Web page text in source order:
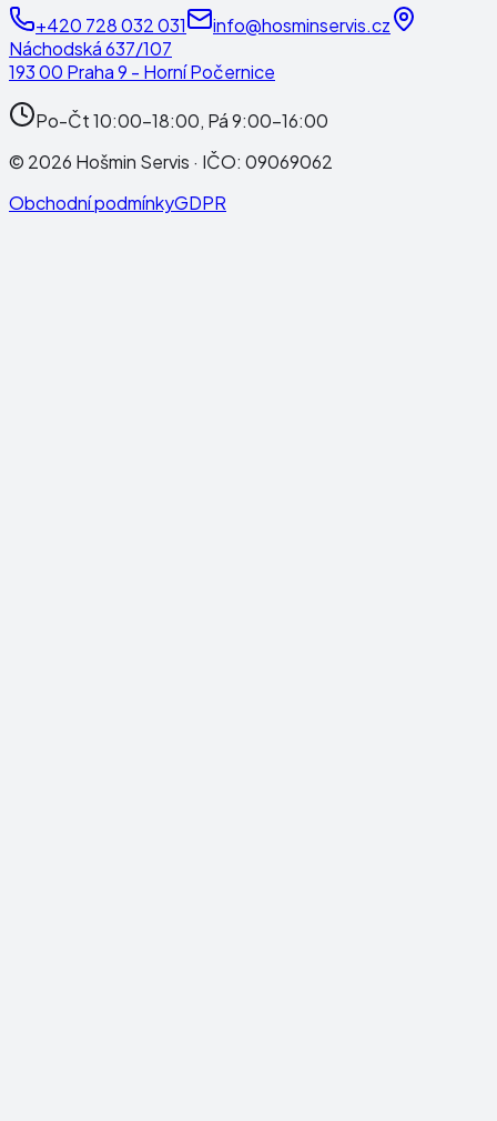
+420 728 032 031
info@hosminservis.cz
Náchodská 637/107
193 00 Praha 9 - Horní Počernice
Po-Čt 10:00-18:00, Pá 9:00-16:00
© 2026 Hošmin Servis · IČO: 09069062
Obchodní podmínkyGDPR